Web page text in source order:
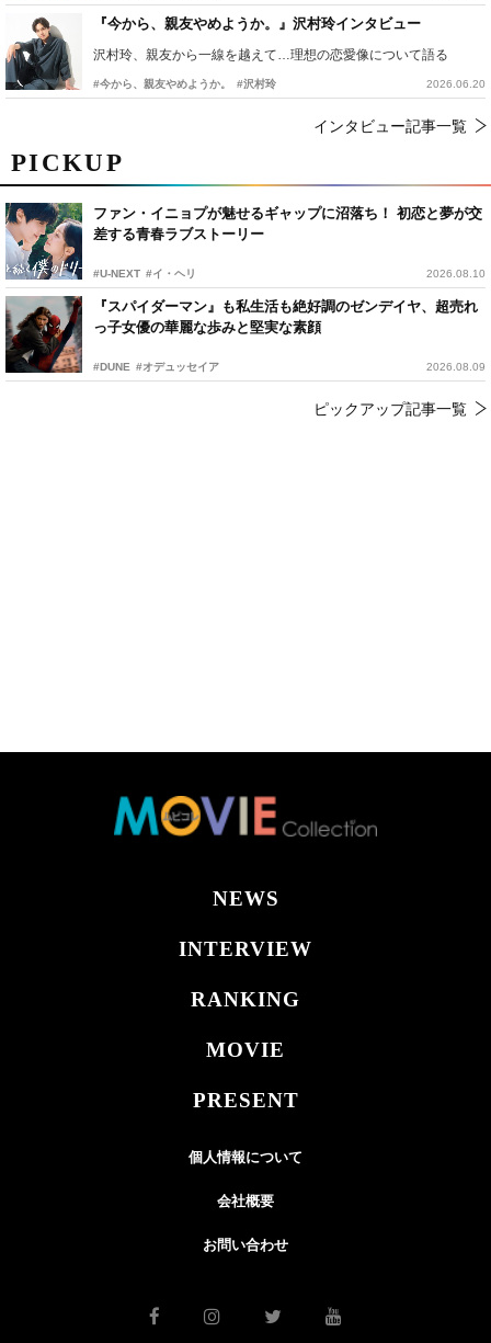
PICKUP
ファン・イニョプが魅せるギャップに沼落ち！ 初恋と夢が交
差する青春ラブストーリー
#U-NEXT #イ・ヘリ 2026.08.10
『スパイダーマン』も私生活も絶好調のゼンデイヤ、超売れ
っ子女優の華麗な歩みと堅実な素顔
#DUNE #オデュッセイア 2026.08.09
ピックアップ記事一覧
『今から、親友やめようか。』沢村玲インタビュー
沢村玲、親友から一線を越えて…理想の恋愛像について語る
#今から、親友やめようか。 #沢村玲 2026.06.20
インタビュー記事一覧
NEWS
INTERVIEW
RANKING
MOVIE
PRESENT
個人情報について
会社概要
お問い合わせ